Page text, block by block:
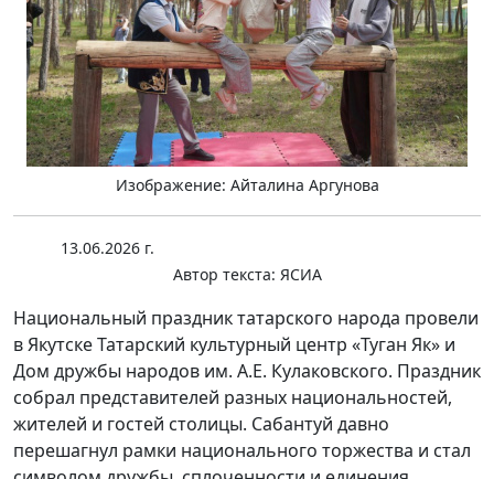
Изображение: Айталина Аргунова
13.06.2026 г.
Автор текста: ЯСИА
Национальный праздник татарского народа провели
в Якутске Татарский культурный центр «Туган Як» и
Дом дружбы народов им. А.Е. Кулаковского. Праздник
собрал представителей разных национальностей,
жителей и гостей столицы. Сабантуй давно
перешагнул рамки национального торжества и стал